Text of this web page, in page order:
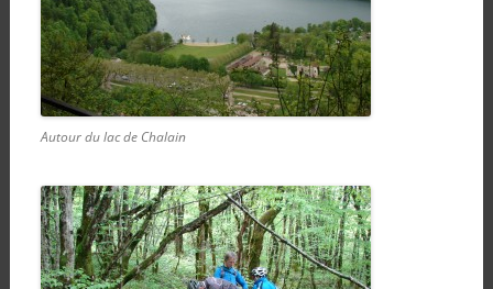
Autour du lac de Chalain